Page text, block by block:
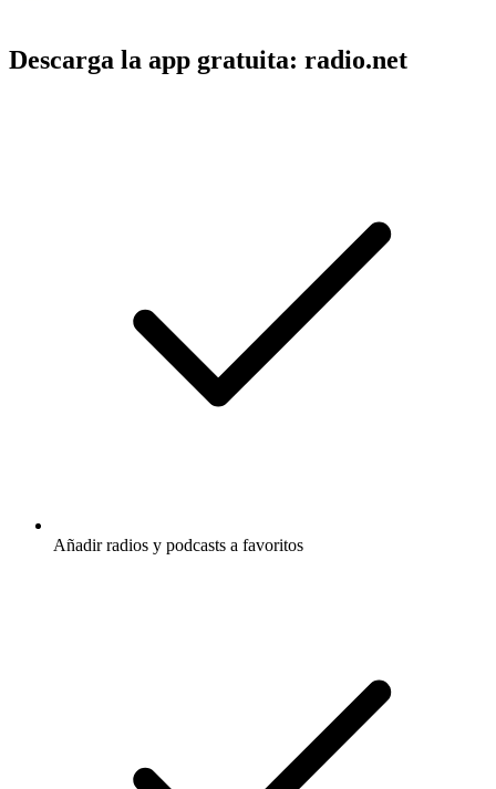
Descarga la app gratuita: radio.net
Añadir radios y podcasts a favoritos